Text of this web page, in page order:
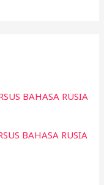
BAHASA RUSIA
BAHASA RUSIA